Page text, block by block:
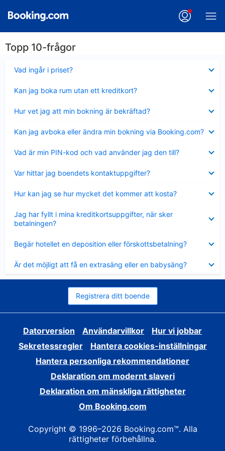
Topp 10-frågor
Vad ingår i priset?
mindre
Kan jag boka rum utan ett kreditkort?
mindre
Hur vet jag att min bokning är bekräftad?
mindre
Kan jag avboka eller ändra min bokning via Booking.com?
mindre
Vad är min PIN-kod och vad använder jag den till?
mindre
Var hittar jag boendets kontaktuppgifter?
mindre
Hur kan jag se hur mycket det kommer att kosta?
mindre
Jag har fyllt i mina kreditkortsuppgifter, när sker
betalningen?
mindre
Begär hotellet en deposition eller förskottsbetalning?
mindre
Är det möjligt att få en extrasäng eller en babysäng?
mindre
Registrera ditt boende
Datorversion Användarvillkor
Hur vi jobbar
Sekretessregler
Hantera cookies-inställningar
Hantera personliga rekommendationer
Deklaration om modernt slaveri
Deklaration om mänskliga rättigheter
Om Booking.com
Copyright © 1996–2026 Booking.com™. Alla
rättigheter förbehållna.